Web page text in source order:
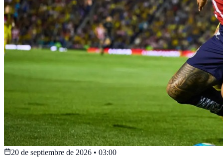
20 de septiembre de 2026 • 03:00